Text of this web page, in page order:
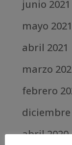
junio 2021
mayo 2021
abril 2021
marzo
febrero
diciembre
abril 2020